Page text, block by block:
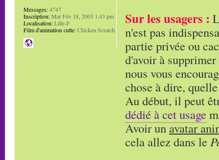
Sur les usagers :
n'est pas
partie privée ou
d'avoir à
nous vous
chose à dire,
Au début, il peut
dédié à cet usage
Avoir unavatar
cela allez dans le
Messages:4747
Inscription:Mar Fév 18, 2003 1:43 pm
Localisation:Lille-F
Film d'animation culte:Chicken Scratch